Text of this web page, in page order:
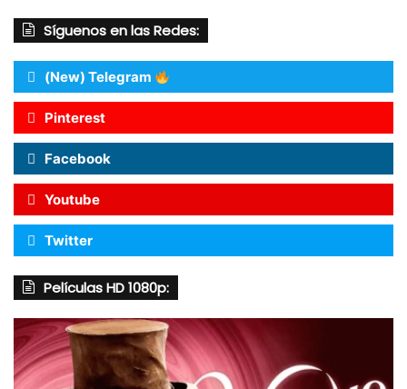
Síguenos en las Redes:
(New) Telegram
Pinterest
Facebook
Youtube
Twitter
Películas HD 1080p: